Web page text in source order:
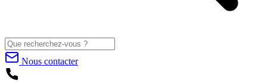
Nous contacter